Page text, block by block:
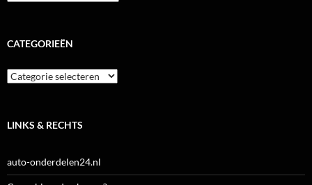
CATEGORIEËN
Categorieën
LINKS & RECHTS
auto-onderdelen24.nl